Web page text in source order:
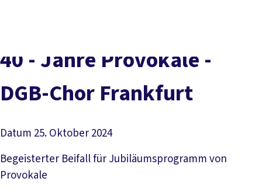
Service
Mitmachen
40 - Jahre Provokale -
DGB-Chor Frankfurt
Datum 25. Oktober 2024
Begeisterter Beifall für Jubiläumsprogramm von
Provokale